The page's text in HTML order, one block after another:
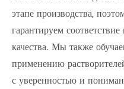
этапе производства,
гарантируем
качества. Мы также
применению
с уверенностью и